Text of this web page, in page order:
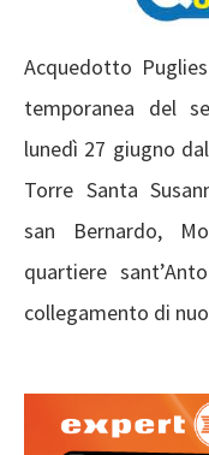
Acquedotto
temporanea del
lunedì 27 giugno
Torre Santa
san Bernardo,
quartiere
collegamento di